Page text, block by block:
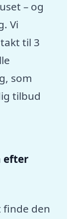
– og
Vi
til 3
som
tilbud
efter
finde den